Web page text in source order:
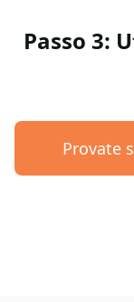
Passo 3:
Provate